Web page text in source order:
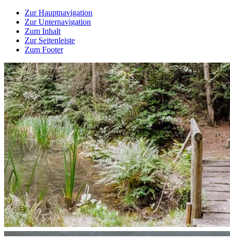
Zur Hauptnavigation
Zur Unternavigation
Zum Inhalt
Zur Seitenleiste
Zum Footer